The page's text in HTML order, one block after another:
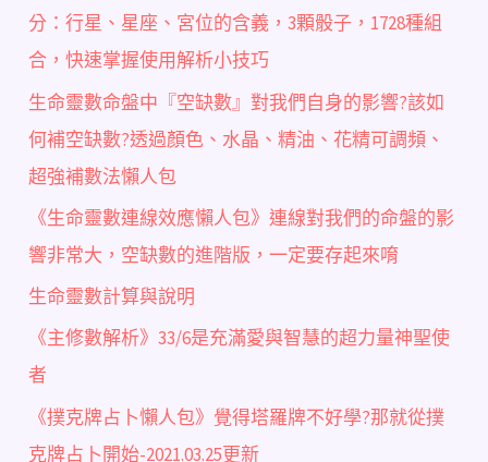
分：行星、星座、宮位的含義，3顆骰子，1728種組
合，快速掌握使用解析小技巧
生命靈數命盤中『空缺數』對我們自身的影響?該如
何補空缺數?透過顏色、水晶、精油、花精可調頻、
超強補數法懶人包
《生命靈數連線效應懶人包》連線對我們的命盤的影
響非常大，空缺數的進階版，一定要存起來唷
生命靈數計算與說明
《主修數解析》33/6是充滿愛與智慧的超力量神聖使
者
《撲克牌占卜懶人包》覺得塔羅牌不好學?那就從撲
克牌占卜開始-2021.03.25更新